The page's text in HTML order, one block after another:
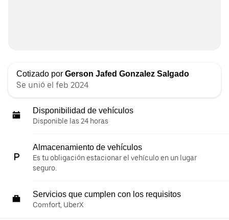
Cotizado por Gerson Jafed Gonzalez Salgado
Se unió el feb 2024
Disponibilidad de vehículos
Disponible las 24 horas
Almacenamiento de vehículos
Es tu obligación estacionar el vehículo en un lugar
seguro.
Servicios que cumplen con los requisitos
Comfort, UberX